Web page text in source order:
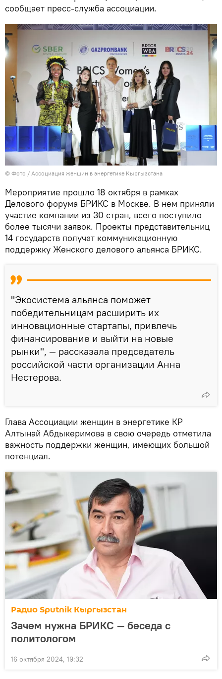
сообщает пресс-служба ассоциации.
© Фото / Ассоциация женщин в энергетике Кыргызстана
Мероприятие прошло 18 октября в рамках
Делового форума БРИКС в Москве. В нем приняли
участие компании из 30 стран, всего поступило
более тысячи заявок. Проекты представительниц
14 государств получат коммуникационную
поддержку Женского делового альянса БРИКС.
"Экосистема альянса поможет
победительницам расширить их
инновационные стартапы, привлечь
финансирование и выйти на новые
рынки", — рассказала председатель
российской части организации Анна
Нестерова.
Глава Ассоциации женщин в энергетике КР
Алтынай Абдыкеримова в свою очередь отметила
важность поддержки женщин, имеющих большой
потенциал.
Радио Sputnik Кыргызстан
Зачем нужна БРИКС — беседа с
политологом
16 октября 2024, 19:32